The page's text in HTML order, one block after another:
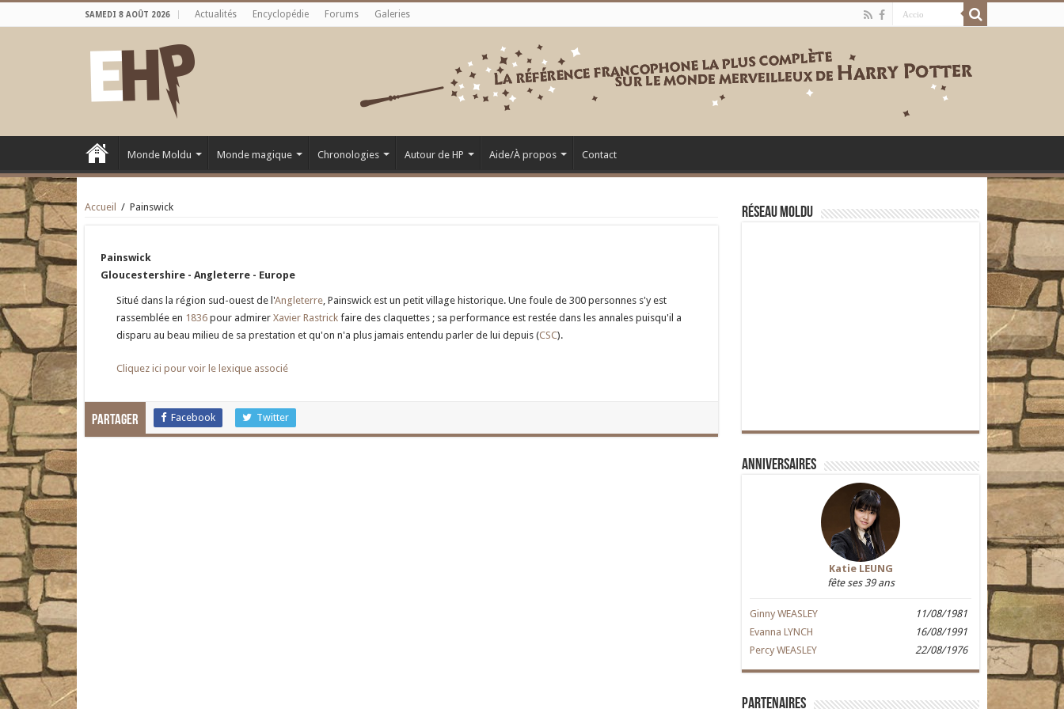
SAMEDI 8 AOÛT 2026 Actualités Encyclopédie Forums Galeries
Monde Moldu Monde magique Chronologies Autour de HP Aide/À propos Contact
Accueil / Painswick
Painswick
Gloucestershire - Angleterre - Europe
Situé dans la région sud-ouest de l'Angleterre, Painswick est un petit village historique. Une foule de 300 personnes s'y est
rassemblée en 1836 pour admirer Xavier Rastrick faire des claquettes ; sa performance est restée dans les annales puisqu'il a
disparu au beau milieu de sa prestation et qu'on n'a plus jamais entendu parler de lui depuis (CSC).
Cliquez ici pour voir le lexique associé
Partager Facebook Twitter
Réseau moldu
Anniversaires
Katie LEUNG
fête ses 39 ans
Ginny WEASLEY
11/08/1981
Evanna LYNCH
16/08/1991
Percy WEASLEY
22/08/1976
Partenaires